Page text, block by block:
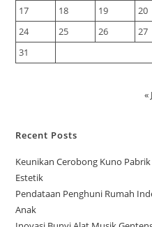
17
18 19 20
24
25 26 27
31
«
Recent Posts
Keunikan Cerobong Kuno
Estetik
Pendataan Penghuni Rumah
Anak